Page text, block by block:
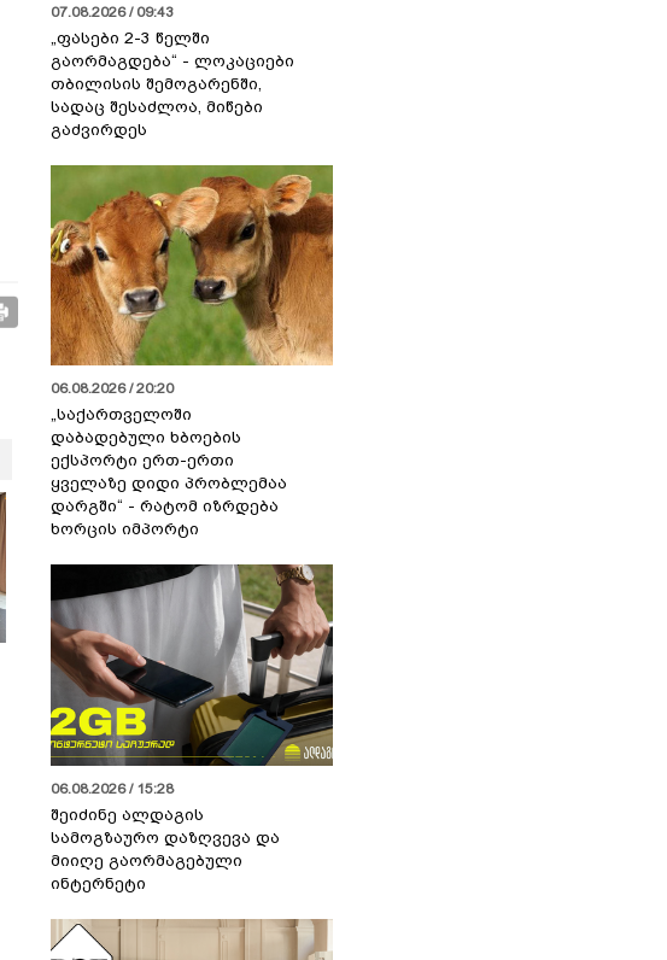
07.08.2026 / 09:43
„ფასები 2-3 წელში
გაორმაგდება“ - ლოკაციები
თბილისის შემოგარენში,
სადაც შესაძლოა, მიწები
გაძვირდეს
06.08.2026 / 20:20
„საქართველოში
დაბადებული ხბოების
ექსპორტი ერთ-ერთი
ყველაზე დიდი პრობლემაა
დარგში“ - რატომ იზრდება
ხორცის იმპორტი
06.08.2026 / 15:28
შეიძინე ალდაგის
სამოგზაურო დაზღვევა და
მიიღე გაორმაგებული
ინტერნეტი